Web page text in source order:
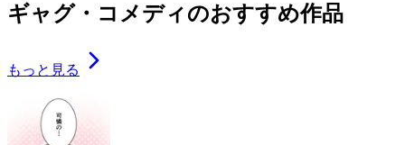
ギャグ・コメディのおすすめ作品
もっと見る